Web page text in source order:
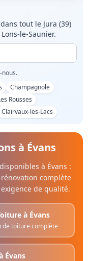
tout le Jura (39)
le-Saunier.
nous.
Champagnole
Rousses
Clairvaux-les-Lacs
à Évans
à Évans :
complète
de qualité.
à Évans
toiture complète
Évans